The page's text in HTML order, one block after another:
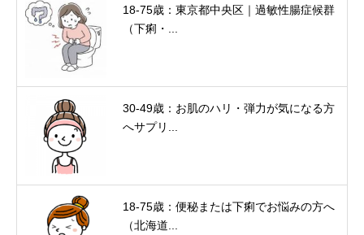
18-75歳：東京都中央区｜過敏性腸症候群
（下痢・...
30-49歳：お肌のハリ・弾力が気になる方
へサプリ...
18-75歳：便秘または下痢でお悩みの方へ
（北海道...